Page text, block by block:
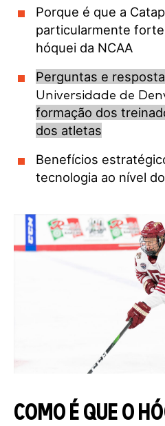
Porque é que a
particularmente
hóquei da NCAA
Perguntas e
Universidade de
formação dos
dos atletas
Benefícios
tecnologia ao nível
COMO É QUE O